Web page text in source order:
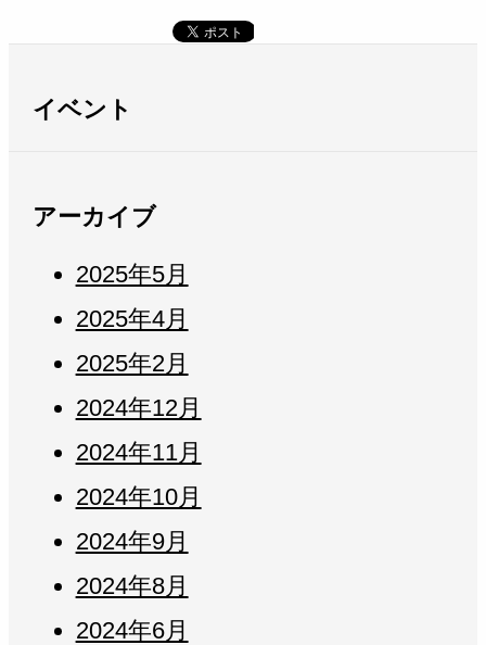
イベント
アーカイブ
2025年5月
2025年4月
2025年2月
2024年12月
2024年11月
2024年10月
2024年9月
2024年8月
2024年6月